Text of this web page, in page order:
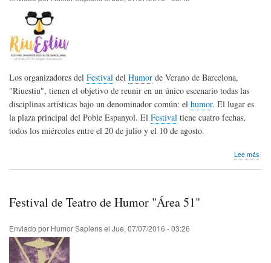
Los organizadores del Festival del Humor de Verano de Barcelona,
"Riuestiu", tienen el objetivo de reunir en un único escenario todas las
disciplinas artísticas bajo un denominador común: el humor. El lugar es
la plaza principal del Poble Espanyol. El Festival tiene cuatro fechas,
todos los miércoles entre el 20 de julio y el 10 de agosto.
Lee más
Festival de Teatro de Humor "Área 51"
Enviado por Humor Sapiensel Jue, 07/07/2016 - 03:26